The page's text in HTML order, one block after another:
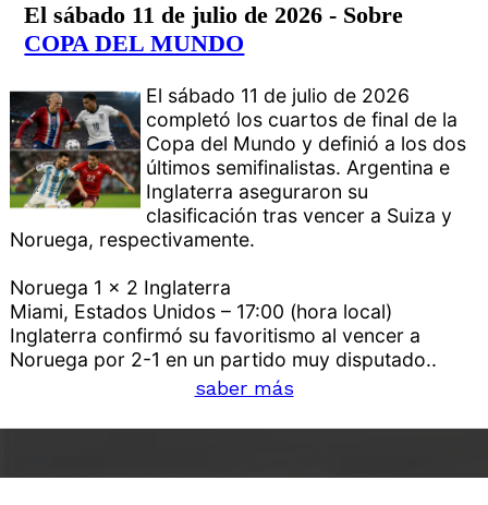
El sábado 11 de julio de 2026 - Sobre
COPA DEL MUNDO
El sábado 11 de julio de 2026
completó los cuartos de final de la
Copa del Mundo y definió a los dos
últimos semifinalistas. Argentina e
Inglaterra aseguraron su
clasificación tras vencer a Suiza y
Noruega, respectivamente.
Noruega 1 x 2 Inglaterra
Miami, Estados Unidos – 17:00 (hora local)
Inglaterra confirmó su favoritismo al vencer a
Noruega por 2-1 en un partido muy disputado..
saber más